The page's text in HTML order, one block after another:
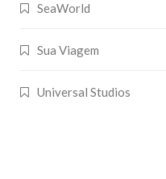
SeaWorld
Sua Viagem
Universal Studios